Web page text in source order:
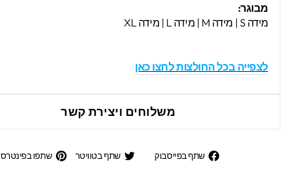
מבוגר:
מידה S | מידה M | מידה L | מידה XL
לצפייה בכל החולצות לחצו כאן
משלוחים ויצירת קשר
שתף בפייסבוק
שתף שתף בטוויטר
שתףשתפו בפינטרס